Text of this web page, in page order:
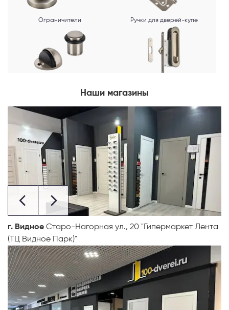
Ограничители Ручки для дверей-купе
Наши магазины
г. Видное Старо-Нагорная ул., 20 "Гипермаркет Лента
(ТЦ Видное Парк)"